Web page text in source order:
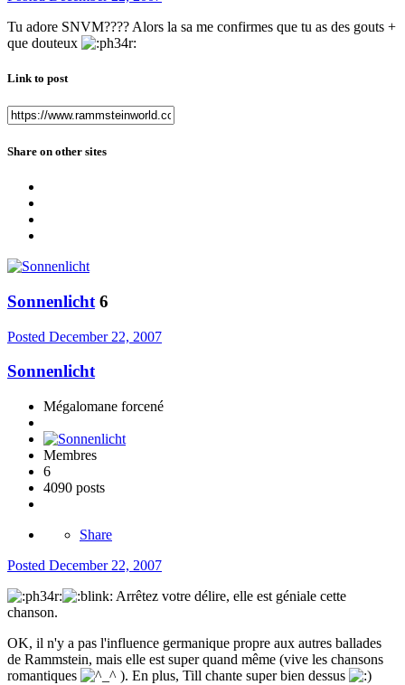
Tu adore SNVM???? Alors la sa me confirmes que tu as des gouts +
que douteux
Link to post
Share on other sites
Sonnenlicht 6
Posted December 22, 2007
Sonnenlicht
Mégalomane forcené
Membres
6
4090 posts
Share
Posted December 22, 2007
Arrêtez votre délire, elle est géniale cette
chanson.
OK, il n'y a pas l'influence germanique propre aux autres ballades
de Rammstein, mais elle est super quand même (vive les chansons
romantiques
). En plus, Till chante super bien dessus